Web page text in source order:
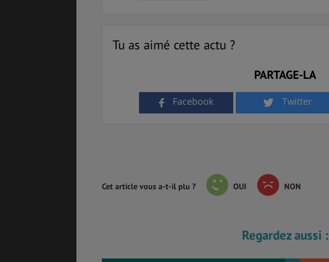
Tu as aimé cette actu ?
PARTAGE-LA
Facebook Twitter
Cet article vous a-t-il plu ? OUI NON
Regardez aussi :